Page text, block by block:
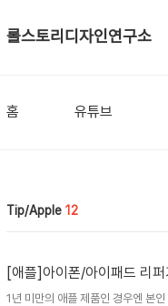
롤스토리디자인연구소
홈 유튜브
Tip/Apple 12
[애플]아이폰/아이패드 리퍼
1년 미만의 애플 제품인 경우엔 본